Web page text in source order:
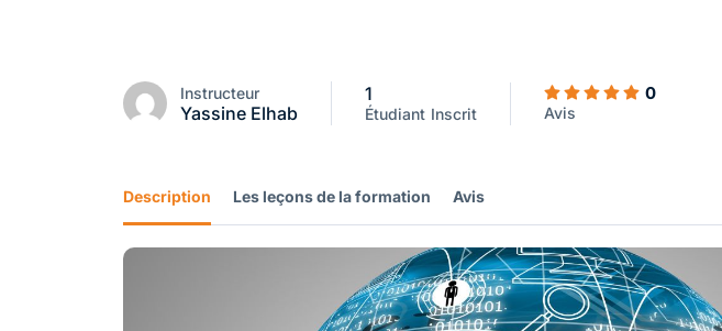
Instructeur
Yassine Elhab
1
Étudiant Inscrit
0
Avis
Description Les leçons de la formation Avis